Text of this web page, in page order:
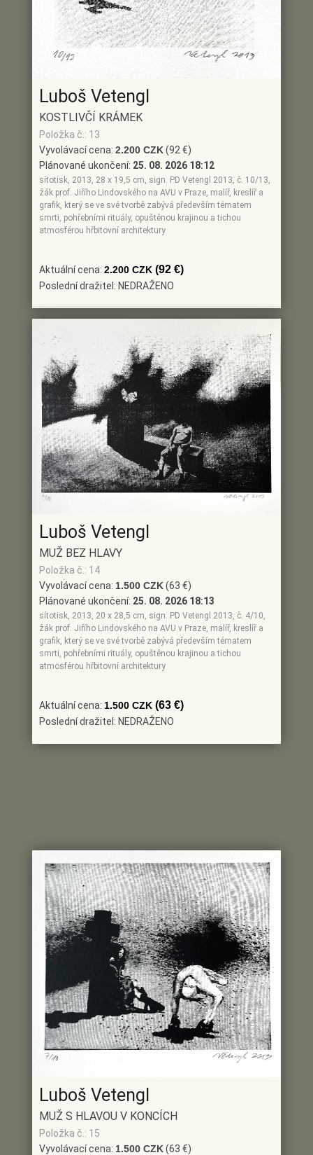
Luboš Vetengl
KOSTLIVČÍ KRÁMEK
Položka č.: 13
Vyvolávací cena: 2.200 CZK(92 €)
Plánované ukončení: 25. 08. 2026 18:12
sítotisk, 2013, 28 x 19,5 cm, sign. PD Vetengl 2013, č. 10/13,
žák prof. Jiřího Lindovského na AVU v Praze, malíř, kreslíř a
grafik, který se ve své tvorbě zabývá především tématem
smrti, pohřebními rituály, opuštěnou krajinou a tichou
atmosférou hřbitovní architektury
Aktuální cena: 2.200 CZK (92 €)
Poslední dražitel: NEDRAŽENO
Luboš Vetengl
MUŽ BEZ HLAVY
Položka č.: 14
Vyvolávací cena: 1.500 CZK(63 €)
Plánované ukončení: 25. 08. 2026 18:13
sítotisk, 2013, 20 x 28,5 cm, sign. PD Vetengl 2013, č. 4/10,
žák prof. Jiřího Lindovského na AVU v Praze, malíř, kreslíř a
grafik, který se ve své tvorbě zabývá především tématem
smrti, pohřebními rituály, opuštěnou krajinou a tichou
atmosférou hřbitovní architektury
Aktuální cena: 1.500 CZK (63 €)
Poslední dražitel: NEDRAŽENO
Luboš Vetengl
MUŽ S HLAVOU V KONCÍCH
Položka č.: 15
Vyvolávací cena: 1.500 CZK(63 €)